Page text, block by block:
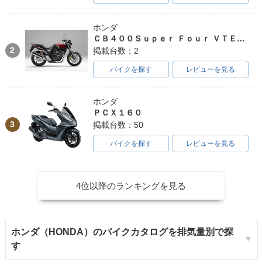
2
ホンダ
ＣＢ４００Ｓｕｐｅｒ Ｆｏｕｒ ＶＴＥＣ ＳＰＥＣ３
掲載台数：2
バイクを探す レビューを見る
3
ホンダ
ＰＣＸ１６０
掲載台数：50
バイクを探す レビューを見る
4位以降のランキングを見る
ホンダ（HONDA）のバイクカタログを排気量別で探
す